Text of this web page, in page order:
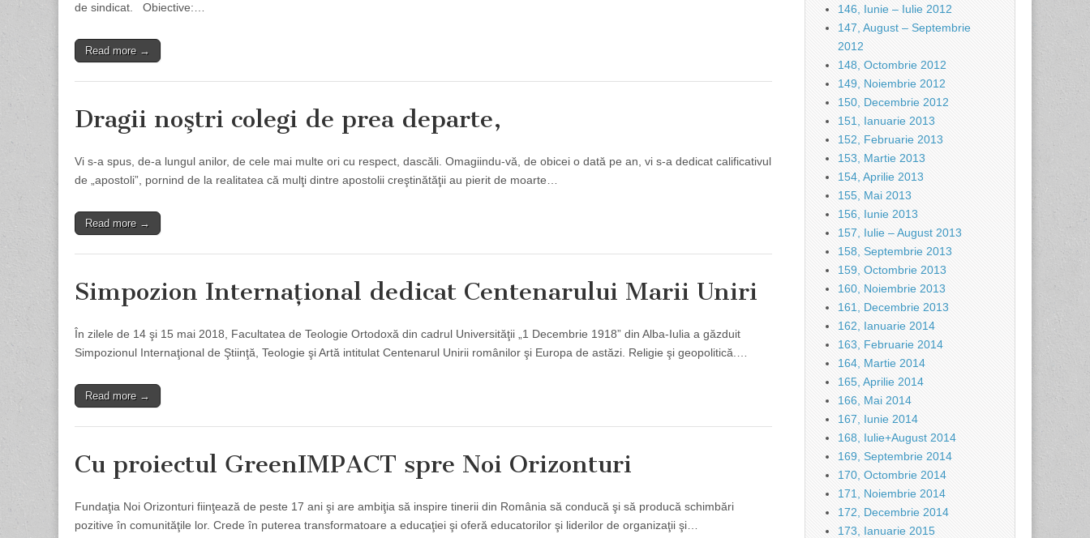
de sindicat. Obiective:…
Read more →
Dragii noştri colegi de prea departe,
Vi s-a spus, de-a lungul anilor, de cele mai multe ori cu respect, dascăli. Omagiindu-vă, de obicei o dată pe an, vi s-a dedicat calificativul
de „apostoli”, pornind de la realitatea că mulţi dintre apostolii creştinătăţii au pierit de moarte…
Read more →
Simpozion Internaţional dedicat Centenarului Marii Uniri
În zilele de 14 şi 15 mai 2018, Facultatea de Teologie Ortodoxă din cadrul Universităţii „1 Decembrie 1918” din Alba-Iulia a găzduit
Simpozionul Internaţional de Ştiinţă, Teologie şi Artă intitulat Centenarul Unirii românilor şi Europa de astăzi. Religie şi geopolitică.…
Read more →
Cu proiectul GreenIMPACT spre Noi Orizonturi
Fundaţia Noi Orizonturi fiinţează de peste 17 ani şi are ambiţia să inspire tinerii din România să conducă şi să producă schimbări
pozitive în comunităţile lor. Crede în puterea transformatoare a educaţiei şi oferă educatorilor şi liderilor de organizaţii şi…
146, Iunie – Iulie 2012
147, August – Septembrie
2012
148, Octombrie 2012
149, Noiembrie 2012
150, Decembrie 2012
151, Ianuarie 2013
152, Februarie 2013
153, Martie 2013
154, Aprilie 2013
155, Mai 2013
156, Iunie 2013
157, Iulie – August 2013
158, Septembrie 2013
159, Octombrie 2013
160, Noiembrie 2013
161, Decembrie 2013
162, Ianuarie 2014
163, Februarie 2014
164, Martie 2014
165, Aprilie 2014
166, Mai 2014
167, Iunie 2014
168, Iulie+August 2014
169, Septembrie 2014
170, Octombrie 2014
171, Noiembrie 2014
172, Decembrie 2014
173, Ianuarie 2015